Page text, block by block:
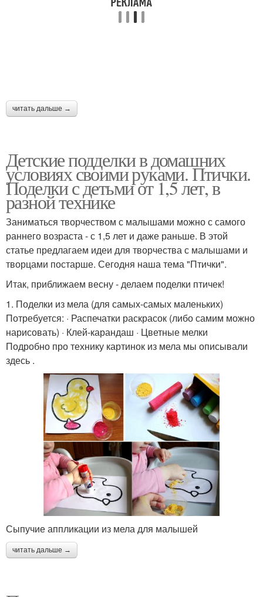
читать дальше →
Детские подделки в домашних
условиях своими руками. Птички.
Поделки с детьми от 1,5 лет, в
разной технике
Заниматься творчеством с малышами можно с самого
раннего возраста - с 1,5 лет и даже раньше. В этой
статье предлагаем идеи для творчества с малышами и
творцами постарше. Сегодня наша тема "Птички".
Итак, приближаем весну - делаем поделки птичек!
1. Поделки из мела (для самых-самых маленьких)
Потребуется: · Распечатки раскрасок (либо самим можно
нарисовать) · Клей-карандаш · Цветные мелки
Подробно про технику картинок из мела мы описывали
здесь .
Сыпучие аппликации из мела для малышей
читать дальше →